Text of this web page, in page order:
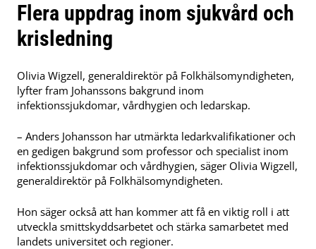
Flera uppdrag inom sjukvård och
krisledning
Olivia Wigzell, generaldirektör på Folkhälsomyndigheten,
lyfter fram Johanssons bakgrund inom
infektionssjukdomar, vårdhygien och ledarskap.
– Anders Johansson har utmärkta ledarkvalifikationer och
en gedigen bakgrund som professor och specialist inom
infektionssjukdomar och vårdhygien, säger Olivia Wigzell,
generaldirektör på Folkhälsomyndigheten.
Hon säger också att han kommer att få en viktig roll i att
utveckla smittskyddsarbetet och stärka samarbetet med
landets universitet och regioner.